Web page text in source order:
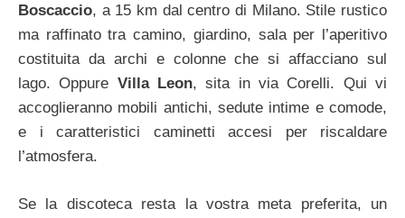
Boscaccio, a 15 km dal centro di Milano. Stile rustico
ma raffinato tra camino, giardino, sala per l’aperitivo
costituita da archi e colonne che si affacciano sul
lago. Oppure Villa Leon, sita in via Corelli. Qui vi
accoglieranno mobili antichi, sedute intime e comode,
e i caratteristici caminetti accesi per riscaldare
l’atmosfera.
Se la discoteca resta la vostra meta preferita, un